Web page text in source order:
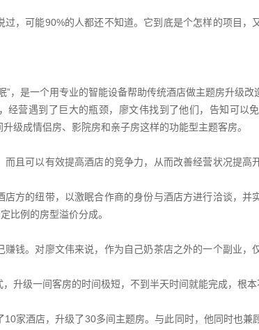
，可能90%的人都还不知道。它到底是个怎样的项目，
”，是一个用专业的智能设备帮助传统酒店做主题房升级改
经营遇到了巨大的瓶颈，廖文伟找到了他们，告知可以
级成情侣房、影院房和亲子房这样的功能型主题客房。
且可以有效提高酒店的竞争力，从而改善经营状况提高
方的纽带，以激眠合作商的身份与酒店方进行洽谈，并
比例的房型溢价分成。
赚钱。对廖文伟来说，作为自己奶茶店之外的一个副业，
升级一间客房的时间极短，不到半天时间就能完成，根本
家酒店，升级了30多间主题房。与此同时，他同时也兼